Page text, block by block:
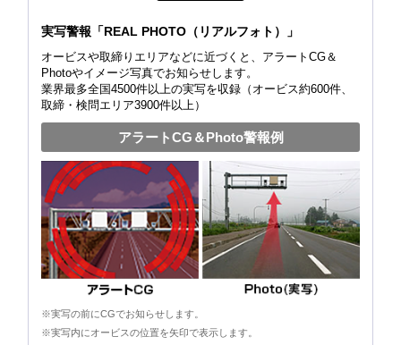
実写警報「REAL PHOTO（リアルフォト）」
オービスや取締りエリアなどに近づくと、アラートCG＆
Photoやイメージ写真でお知らせします。
業界最多全国4500件以上の実写を収録（オービス約600件、
取締・検問エリア3900件以上）
アラートCG＆Photo警報例
※実写の前にCGでお知らせします。
※実写内にオービスの位置を矢印で表示します。